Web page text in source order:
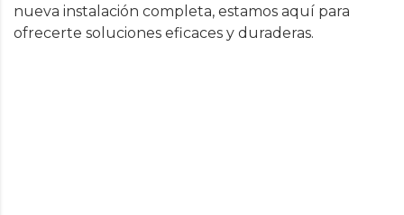
nueva instalación completa, estamos aquí para
ofrecerte soluciones eficaces y duraderas.